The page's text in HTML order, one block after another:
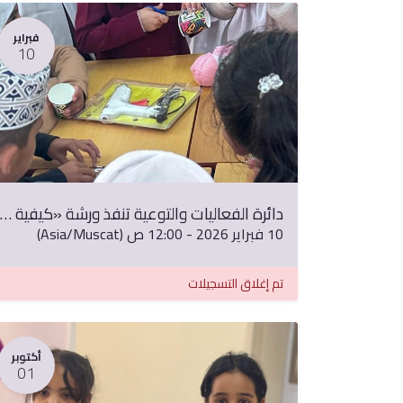
فبراير
10
دائرة الفعاليات والتوعية تنفذ ورشة «كيفية استغلال خامات البيئة
10 فبراير 2026 - 12:00 ص (
Asia/Muscat
)
تم إغلاق التسجيلات
أكتوبر
01
روابط خارجية:
رؤية عمان 2040
وزارة الداخلية
عمان الرقمية
وزارة الإعلام
وزارة الإسكان والتخطيط العمراني
المنصة الوطنية للمقترحات والشكاوى
(تجاوب)